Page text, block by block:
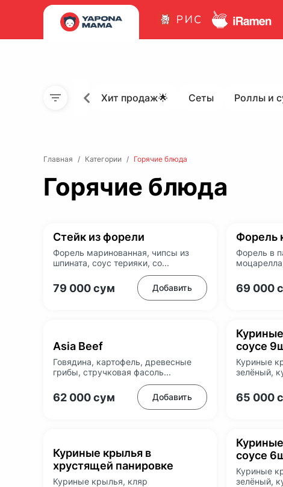
Хит продаж🌟 Сеты Роллы и
Главная / Категории / Горячие блюда
Горячие блюда
Стейк из форели
Форель маринованная, чипсы из
шпината, соус терияки, со...
79 000сум Добавить
Форель
Форель в
69 000
Asia Beef
Говядина, картофель, древесные
грибы, стручковая фасоль...
62 000сум Добавить
соусе
Куриные
зелёный,
65 000
Куриные крылья в
хрустящей панировке
Куриные крылья, кляр
соусе
Куриные
зелёный,